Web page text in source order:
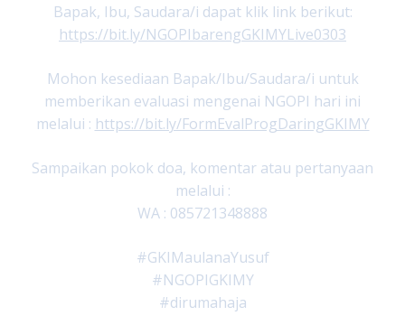
Bapak, Ibu, Saudara/i dapat klik link berikut:
https://bit.ly/NGOPIbarengGKIMYLive0303
Mohon kesediaan Bapak/Ibu/Saudara/i untuk
memberikan evaluasi mengenai NGOPI hari ini
melalui : https://bit.ly/FormEvalProgDaringGKIMY
Sampaikan pokok doa, komentar atau pertanyaan
melalui :
WA : 085721348888
#GKIMaulanaYusuf
#NGOPIGKIMY
#dirumahaja